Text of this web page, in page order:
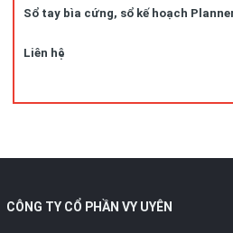
Sổ tay bìa cứng, sổ kế hoạch
Liên hệ
CÔNG TY CỔ PHẦN VY UYÊN